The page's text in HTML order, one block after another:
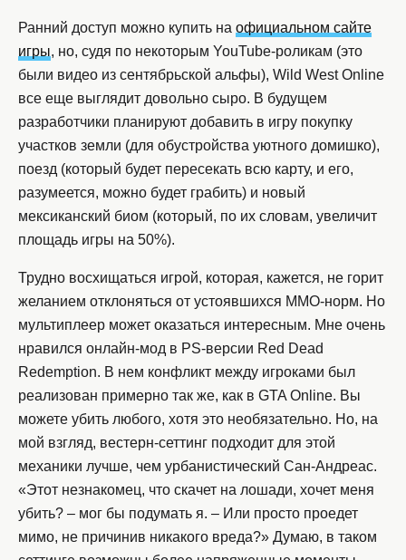
Ранний доступ можно купить на официальном сайте
игры, но, судя по некоторым YouTube-роликам (это
были видео из сентябрьской альфы), Wild West Online
все еще выглядит довольно сыро. В будущем
разработчики планируют добавить в игру покупку
участков земли (для обустройства уютного домишко),
поезд (который будет пересекать всю карту, и его,
разумеется, можно будет грабить) и новый
мексиканский биом (который, по их словам, увеличит
площадь игры на 50%).
Трудно восхищаться игрой, которая, кажется, не горит
желанием отклоняться от устоявшихся MMO-норм. Но
мультиплеер может оказаться интересным. Мне очень
нравился онлайн-мод в PS-версии Red Dead
Redemption. В нем конфликт между игроками был
реализован примерно так же, как в GTA Online. Вы
можете убить любого, хотя это необязательно. Но, на
мой взгляд, вестерн-сеттинг подходит для этой
механики лучше, чем урбанистический Сан-Андреас.
«Этот незнакомец, что скачет на лошади, хочет меня
убить? – мог бы подумать я. – Или просто проедет
мимо, не причинив никакого вреда?» Думаю, в таком